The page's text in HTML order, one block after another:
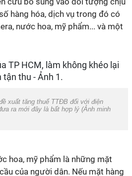
hàng hóa, dịch vụ trong đó có
nước hoa, mỹ phẩm... và một
xuất tăng thuế TTĐB đối với điện
ra mới đây là bất hợp lý (Ảnh minh
hoa, mỹ phẩm là những mặt
của người dân. Nếu mặt hàng